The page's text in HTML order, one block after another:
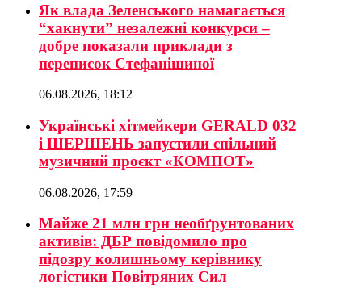
Як влада Зеленського намагається
“хакнути” незалежні конкурси –
добре показали приклади з
переписок Стефанішиної
06.08.2026, 18:12
Українські хітмейкери GERALD 032
і ШЕРШЕНЬ запустили спільний
музичний проєкт «КОМПОТ»
06.08.2026, 17:59
Майже 21 млн грн необґрунтованих
активів: ДБР повідомило про
підозру колишньому керівнику
логістики Повітряних Сил